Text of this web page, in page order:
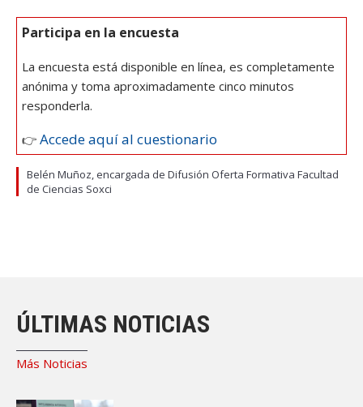
Participa en la encuesta
La encuesta está disponible en línea, es completamente
anónima y toma aproximadamente cinco minutos
responderla.
👉 Accede aquí al cuestionario
Belén Muñoz, encargada de Difusión Oferta Formativa Facultad
de Ciencias Soxci
ÚLTIMAS NOTICIAS
Más Noticias